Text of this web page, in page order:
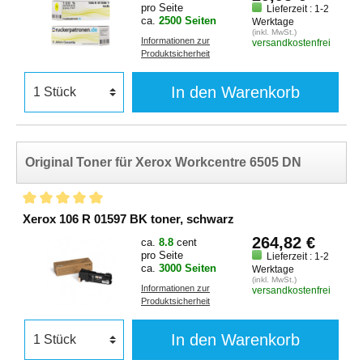
pro Seite
ca. 2500 Seiten
Informationen zur
Produktsicherheit
Lieferzeit : 1-2
Werktage
(inkl. MwSt.)
versandkostenfrei
In den Warenkorb
Original Toner für Xerox Workcentre 6505 DN
Xerox 106 R 01597 BK toner, schwarz
ca. 8.8 cent
pro Seite
ca. 3000 Seiten
Informationen zur
Produktsicherheit
264,82 €
Lieferzeit : 1-2
Werktage
(inkl. MwSt.)
versandkostenfrei
In den Warenkorb